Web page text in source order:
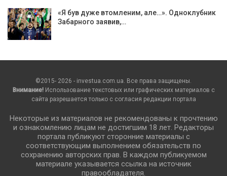
«Я був дуже втомленим, але…». Одноклубник
Забарного заявив,…
©2015- 2026 - investua.com.ua. Все права защищены.
Внимание!Использование текстовых или графических материалов с
сайта разрешается только c согласия редакции портала
Некоторые из материалов не рекомендованы к прочтению
и ознакомлению лицам не достигшим 18 лет. Редакторы
портала публикуют сторонние материалы с
соответствующим выполнением обязательств по
сохранению авторских прав. В каждом публикуемом
материале указывается ссылка на источник
правообладателя.